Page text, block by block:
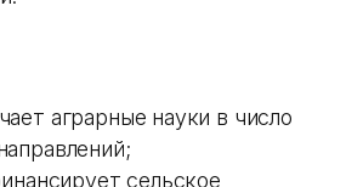
аграрные науки в число
сельское